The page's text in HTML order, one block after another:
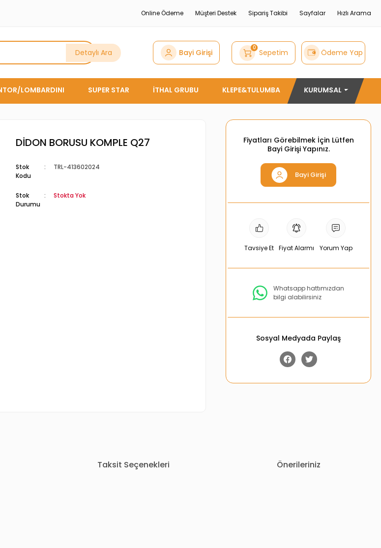
Online Ödeme Müşteri Destek Sipariş Takibi Sayfalar Hızlı Arama
Detaylı Ara Bayi Girişi 0 Sepetim Ödeme Yap
LOMBARDINI SUPER STAR İTHAL GRUBU KLEPE&TULUMBA KURUMSAL
DİDON BORUSU KOMPLE Q27
Stok
Kodu
TRL-413602024
Stok
Durumu
Stokta Yok
Fiyatları Görebilmek İçin Lütfen
Bayi Girişi Yapınız.
Bayi Girişi
Tavsiye Et Fiyat Alarmı Yorum Yap
Whatsapp hattımızdan
bilgi alabilirsiniz
Sosyal Medyada Paylaş
Taksit Seçenekleri Önerileriniz